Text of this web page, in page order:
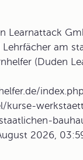
Learnattack
am
(Duden
kurse-
2026,